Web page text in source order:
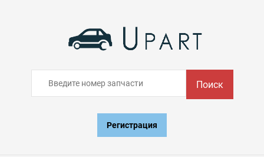
Поиск
Регистрация